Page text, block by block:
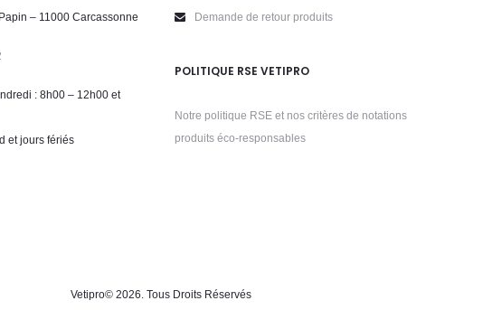
– 11000 Carcassonne
: 8h00 – 12h00 et
et jours fériés
Demande de retour produits
POLITIQUE RSE VETIPRO
Notre politique RSE et nos critères de notations
produits éco-responsables
Vetipro© 2026. Tous Droits Réservés